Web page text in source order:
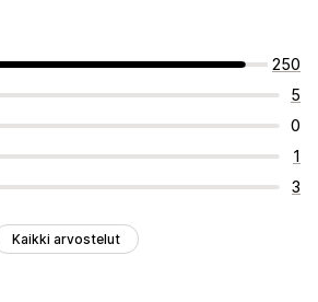
250
5
0
1
3
Kaikki arvostelut